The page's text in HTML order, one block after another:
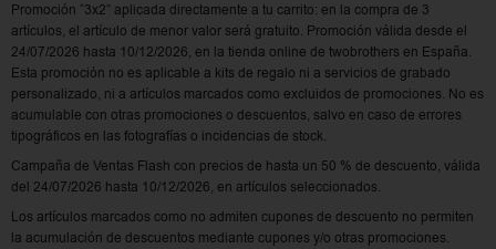
Promoción “3x2” aplicada directamente a tu carrito: en la compra de 3
artículos, el artículo de menor valor será gratuito. Promoción válida desde el
24/07/2026 hasta 10/12/2026, en la tienda online de twobrothers en España.
Esta promoción no es aplicable a kits de regalo ni a servicios de grabado
personalizado, ni a artículos marcados como excluidos de promociones. No es
acumulable con otras promociones o descuentos, salvo en caso de errores
tipográficos en las fotografías o incidencias de stock.
Campaña de Ventas Flash con precios de hasta un 50 % de descuento, válida
del 24/07/2026 hasta 10/12/2026, en artículos seleccionados.
Los artículos marcados como no admiten cupones de descuento no permiten
la acumulación de descuentos mediante cupones y/o otras promociones.